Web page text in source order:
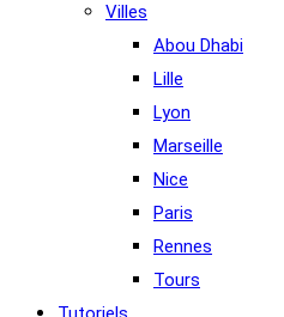
Villes
Abou Dhabi
Lille
Lyon
Marseille
Nice
Paris
Rennes
Tours